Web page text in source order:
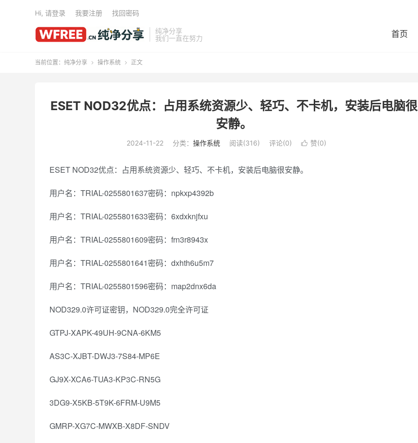
纯净分享
我们一直在努力
首页
Hi, 请登录 我要注册 找回密码
当前位置： 纯净分享  操作系统  正文
ESET NOD32优点：占用系统资源少、轻巧、不卡机，安装后电脑很
安静。
2024-11-22 分类： 操作系统 阅读(316) 评论(0)  赞(0)
ESET NOD32优点：占用系统资源少、轻巧、不卡机，安装后电脑很安静。
用户名：TRIAL-0255801637密码：npkxp4392b
用户名：TRIAL-0255801633密码：6xdxknjfxu
用户名：TRIAL-0255801609密码：frn3r8943x
用户名：TRIAL-0255801641密码：dxhth6u5m7
用户名：TRIAL-0255801596密码：map2dnx6da
NOD329.0许可证密钥，NOD329.0完全许可证
GTPJ-XAPK-49UH-9CNA-6KM5
AS3C-XJBT-DWJ3-7S84-MP6E
GJ9X-XCA6-TUA3-KP3C-RN5G
3DG9-X5KB-5T9K-6FRM-U9M5
GMRP-XG7C-MWXB-X8DF-SNDV